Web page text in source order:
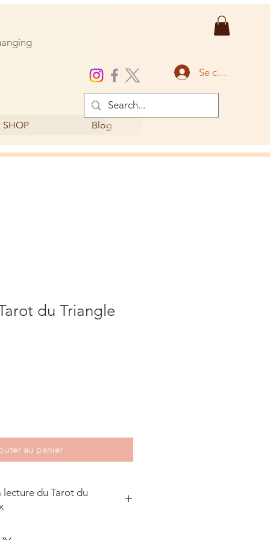
SHOP Blog
Se connecter
du Triangle
au panier
lecture du Tarot du